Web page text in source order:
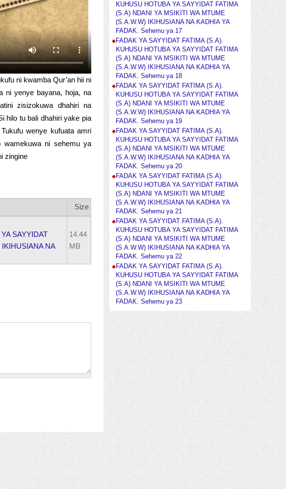
ni kwamba Qur’an hii ni
ni yenye bayana, hoja, na
zisizokuwa dhahiri na
hilo tu bali dhahiri yake pia
wenye kufuata amri
ni sehemu ya
zingine
Size
SAYYIDAT
NA
14.44
MB
KUHUSU HOTUBA YA SAYYIDAT FATIMA
(S.A) NDANI YA MSIKITI WA MTUME
(S.A.W.W) IKIHUSIANA NA KADHIA YA
FADAK. Sehemu ya 17
FADAK YA SAYYIDAT FATIMA (S.A).
KUHUSU HOTUBA YA SAYYIDAT FATIMA
(S.A) NDANI YA MSIKITI WA MTUME
(S.A.W.W) IKIHUSIANA NA KADHIA YA
FADAK. Sehemu ya 18
FADAK YA SAYYIDAT FATIMA (S.A).
KUHUSU HOTUBA YA SAYYIDAT FATIMA
(S.A) NDANI YA MSIKITI WA MTUME
(S.A.W.W) IKIHUSIANA NA KADHIA YA
FADAK. Sehemu ya 19
FADAK YA SAYYIDAT FATIMA (S.A).
KUHUSU HOTUBA YA SAYYIDAT FATIMA
(S.A) NDANI YA MSIKITI WA MTUME
(S.A.W.W) IKIHUSIANA NA KADHIA YA
FADAK. Sehemu ya 20
FADAK YA SAYYIDAT FATIMA (S.A).
KUHUSU HOTUBA YA SAYYIDAT FATIMA
(S.A) NDANI YA MSIKITI WA MTUME
(S.A.W.W) IKIHUSIANA NA KADHIA YA
FADAK. Sehemu ya 21
FADAK YA SAYYIDAT FATIMA (S.A).
KUHUSU HOTUBA YA SAYYIDAT FATIMA
(S.A) NDANI YA MSIKITI WA MTUME
(S.A.W.W) IKIHUSIANA NA KADHIA YA
FADAK. Sehemu ya 22
FADAK YA SAYYIDAT FATIMA (S.A).
KUHUSU HOTUBA YA SAYYIDAT FATIMA
(S.A) NDANI YA MSIKITI WA MTUME
(S.A.W.W) IKIHUSIANA NA KADHIA YA
FADAK. Sehemu ya 23